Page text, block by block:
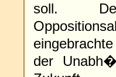
soll.
der